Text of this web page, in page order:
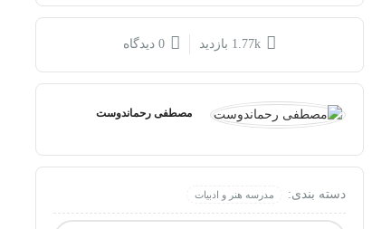
1.77k بازدید 0 دیدگاه
مصطفی رحماندوست
دسته بندی: مدرسه هنر و ادبیات